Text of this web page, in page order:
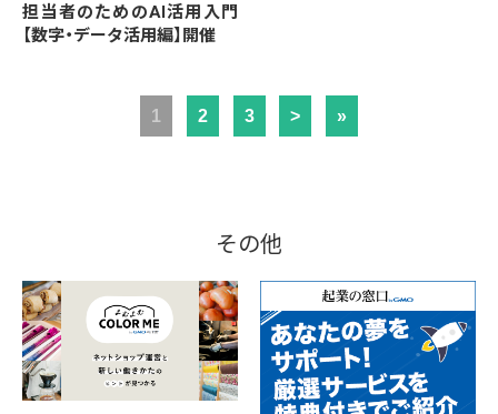
担当者のためのAI活用入門
【数字・データ活用編】開催
1 2 3 > »
その他